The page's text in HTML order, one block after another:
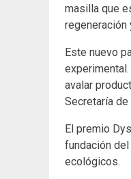
masilla que
regeneración
Este nuevo
avalar
Secretaría
El premio
fundación
ecológicos.